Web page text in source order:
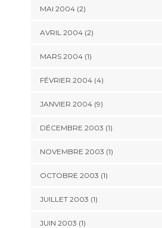
MAI 2004 (2)
AVRIL 2004 (2)
MARS 2004 (1)
FÉVRIER 2004 (4)
JANVIER 2004 (9)
DÉCEMBRE 2003 (1)
NOVEMBRE 2003 (1)
OCTOBRE 2003 (1)
JUILLET 2003 (1)
JUIN 2003 (1)